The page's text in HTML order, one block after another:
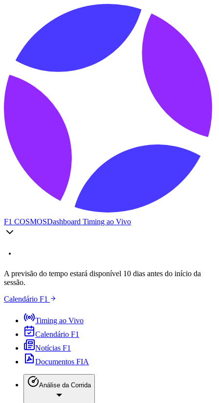
F1 COSMOSDashboard Timing ao Vivo
A previsão do tempo estará disponível 10 dias antes do início da
sessão.
Calendário F1
Timing ao Vivo
Calendário F1
Notícias F1
Documentos FIA
Análise da Corrida